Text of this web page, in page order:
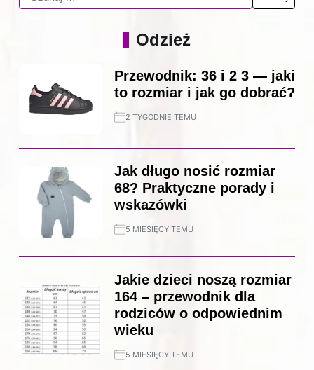
Odzież
Przewodnik: 36 i 2 3 — jaki
to rozmiar i jak go dobrać?
2 TYGODNIE TEMU
Jak długo nosić rozmiar
68? Praktyczne porady i
wskazówki
5 MIESIĘCY TEMU
Jakie dzieci noszą rozmiar
164 – przewodnik dla
rodziców o odpowiednim
wieku
5 MIESIĘCY TEMU